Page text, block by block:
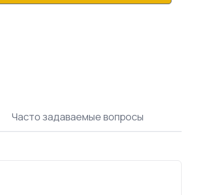
Часто задаваемые вопросы